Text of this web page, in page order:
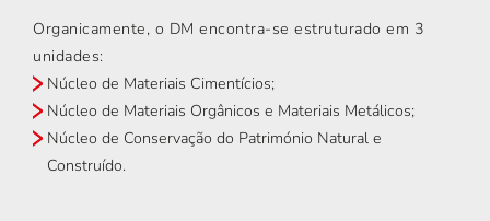
Organicamente, o DM encontra-se estruturado em 3
unidades:
Núcleo de Materiais Cimentícios;
Núcleo de Materiais Orgânicos e Materiais Metálicos;
Núcleo de Conservação do Património Natural e
Construído.